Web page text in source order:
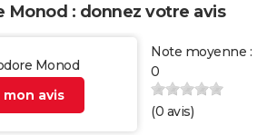
Monod : donnez votre avis
Monod
avis
Note moyenne :
0
(0 avis)